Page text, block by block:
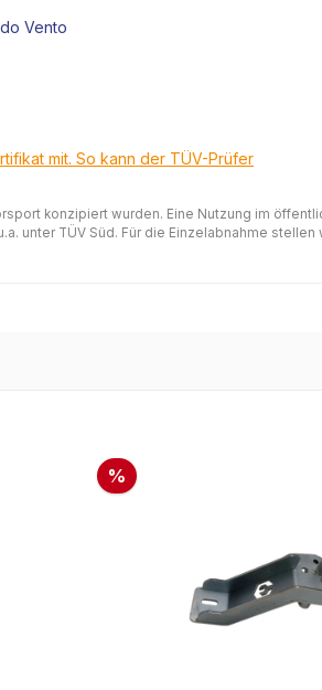
Vento
mit. So kann der TÜV-Prüfer
konzipiert wurden. Eine Nutzung im
unter TÜV Süd. Für die Einzelabnahme
%